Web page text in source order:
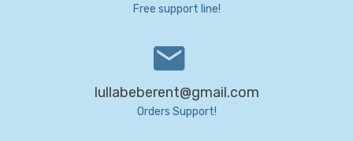
Free support line!
lullabeberent@gmail.com
Orders Support!